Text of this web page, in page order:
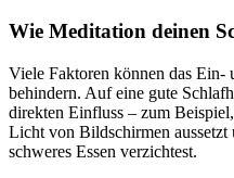
Wie Medi­ta­tion deinen
Viele Faktoren können das Ein-
behindern. Auf eine gute
direkten Einfluss – zum
Licht von Bildschirmen
schweres Essen verzichtest.